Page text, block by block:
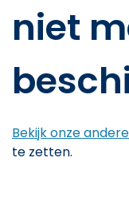
niet
Bekijk onze
te zetten.